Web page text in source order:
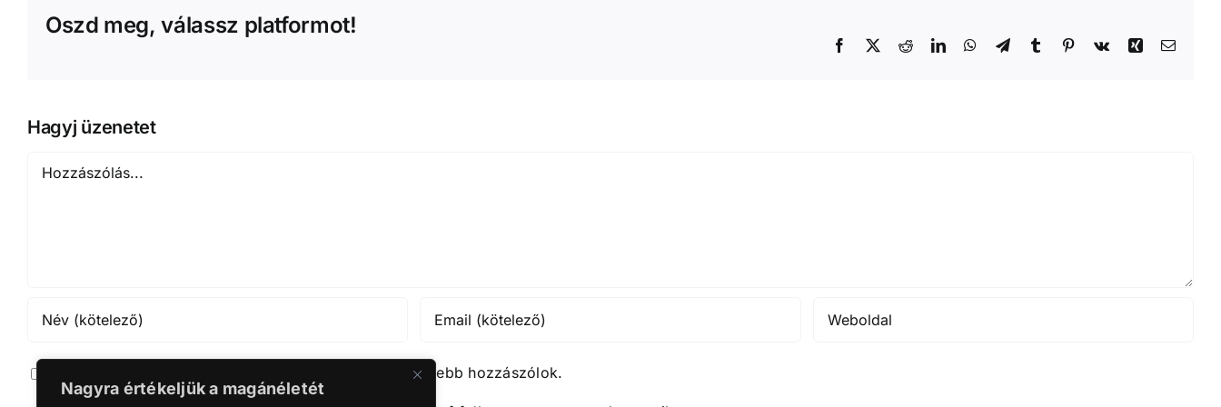
Nagyra értékeljük a magánéletét
Oszd meg, válassz platformot!
Facebook
X RedditLinkedInWhatsApp
TelegramTumblr Pinterest
Vk Xing Email:
Hagyj üzenetet
Hozzászólás
Jegyezze meg a nevet, emailt és webcímet ha legközelebb hozzászólok.